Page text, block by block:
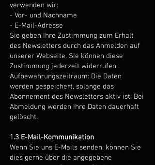
verwenden wir:
- Vor- und Nachname
- E-Mail-Adresse
Sie geben Ihre Zustimmung zum Erhalt
des Newsletters durch das Anmelden auf
unserer Webseite. Sie können diese
Zustimmung jederzeit widerrufen.
Aufbewahrungszeitraum: Die Daten
werden gespeichert, solange das
Abonnement des Newsletters aktiv ist. Bei
Abmeldung werden Ihre Daten dauerhaft
gelöscht.
1.3 E-Mail-Kommunikation
Wenn Sie uns E-Mails senden, können Sie
dies gerne über die angegebene